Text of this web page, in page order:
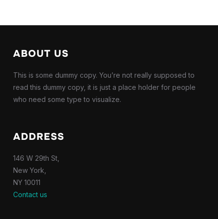
ABOUT US
This is some dummy copy. You’re not really supposed to
read this dummy copy, it is just a place holder for people
who need some type to visualize.
ADDRESS
146 W 29th St,
New York,
NY 10011
Contact us